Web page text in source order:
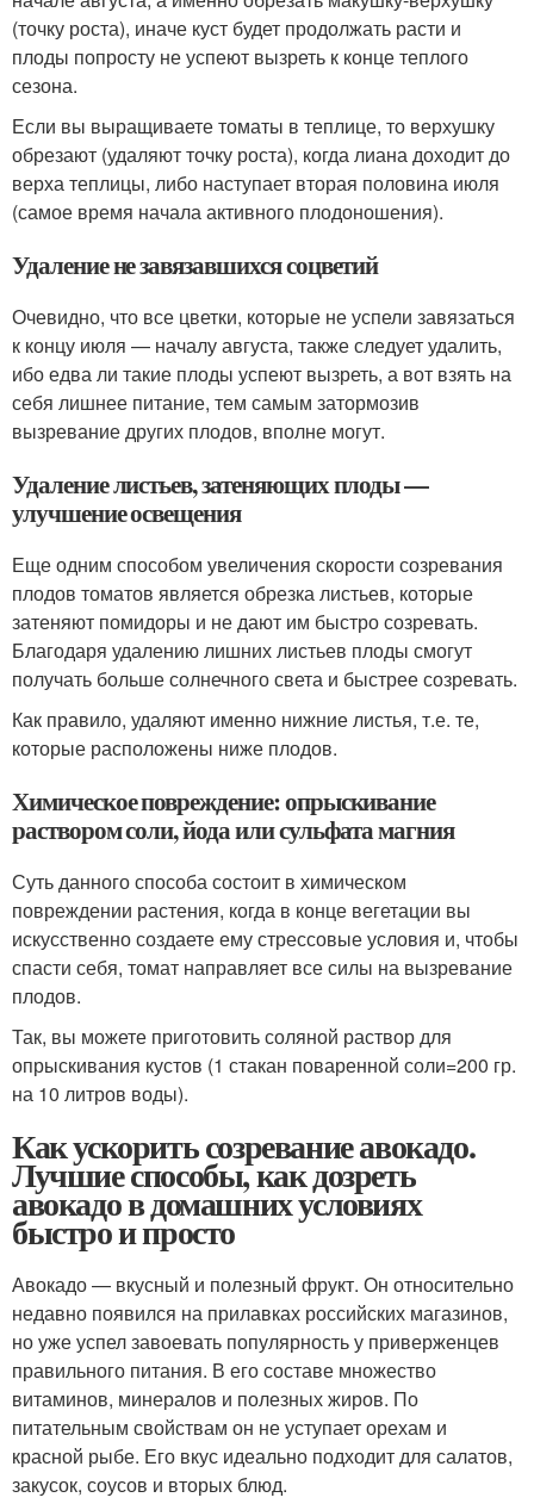
(точку роста), иначе куст будет продолжать расти и
плоды попросту не успеют вызреть к конце теплого
сезона.
Если вы выращиваете томаты в теплице, то верхушку
обрезают (удаляют точку роста), когда лиана доходит до
верха теплицы, либо наступает вторая половина июля
(самое время начала активного плодоношения).
Удаление не завязавшихся соцветий
Очевидно, что все цветки, которые не успели завязаться
к концу июля — началу августа, также следует удалить,
ибо едва ли такие плоды успеют вызреть, а вот взять на
себя лишнее питание, тем самым затормозив
вызревание других плодов, вполне могут.
Удаление листьев, затеняющих плоды —
улучшение освещения
Еще одним способом увеличения скорости созревания
плодов томатов является обрезка листьев, которые
затеняют помидоры и не дают им быстро созревать.
Благодаря удалению лишних листьев плоды смогут
получать больше солнечного света и быстрее созревать.
Как правило, удаляют именно нижние листья, т.е. те,
которые расположены ниже плодов.
Химическое повреждение: опрыскивание
раствором соли, йода или сульфата магния
Суть данного способа состоит в химическом
повреждении растения, когда в конце вегетации вы
искусственно создаете ему стрессовые условия и, чтобы
спасти себя, томат направляет все силы на вызревание
плодов.
Так, вы можете приготовить соляной раствор для
опрыскивания кустов (1 стакан поваренной соли=200 гр.
на 10 литров воды).
Как ускорить созревание авокадо.
Лучшие способы, как дозреть
авокадо в домашних условиях
быстро и просто
Авокадо — вкусный и полезный фрукт. Он относительно
недавно появился на прилавках российских магазинов,
но уже успел завоевать популярность у приверженцев
правильного питания. В его составе множество
витаминов, минералов и полезных жиров. По
питательным свойствам он не уступает орехам и
красной рыбе. Его вкус идеально подходит для салатов,
закусок, соусов и вторых блюд.